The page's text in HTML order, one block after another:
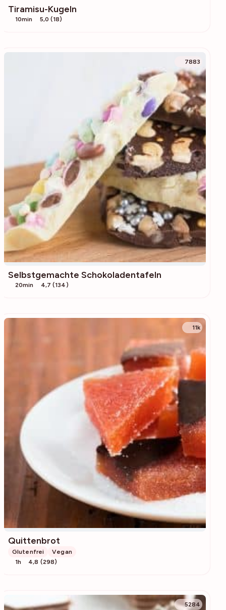
Tiramisu-Kugeln
10min 5,0 (18)
7883
Selbstgemachte Schokoladentafeln
20min 4,7 (134)
11k
Quittenbrot
Glutenfrei
Vegan
1h
4,8 (298)
5284